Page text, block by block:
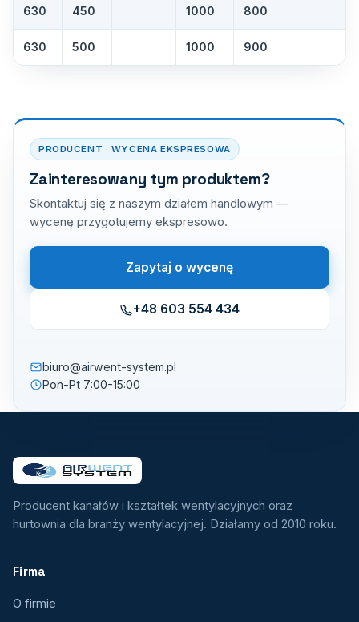
630 450 1000 800
630 500 1000 900
PRODUCENT · WYCENA EKSPRESOWA
Zainteresowany tym produktem?
Skontaktuj się z naszym działem handlowym —
wycenę przygotujemy ekspresowo.
Zapytaj o wycenę
+48 603 554 434
biuro@airwent-system.pl
Pon-Pt 7:00-15:00
Producent kanałów i kształtek wentylacyjnych oraz
hurtownia dla branży wentylacyjnej. Działamy od 2010 roku.
Firma
O firmie